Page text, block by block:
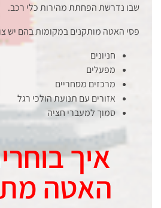
שבו נדרשת הפחתת מהירות כלי רכב.
פסי האטה מותקנים במקומות בהם יש
חניונים
מפעלים
מרכזים מסחריים
אזורים עם תנועת הולכי רגל
סמוך למעברי חציה
איך
האטה